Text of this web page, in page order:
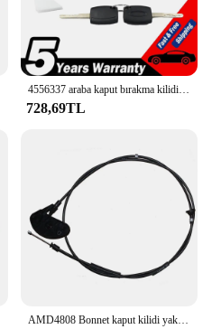
4556337 araba kaput bırakma kilidi mandalı Ford- Focus tamir kiti için C-MAX anahtar seti 2003-2007 MK2 2004-2012 3M5AR16B970AD kısa tip
728,69TL
AMD4808 Bonnet kaput kilidi yakalamak için mandal kablosu ford focus mk3 2012-2018 Ford Grand C-MAX 2012 AM5116C657AG CV6Z16916A 1715614